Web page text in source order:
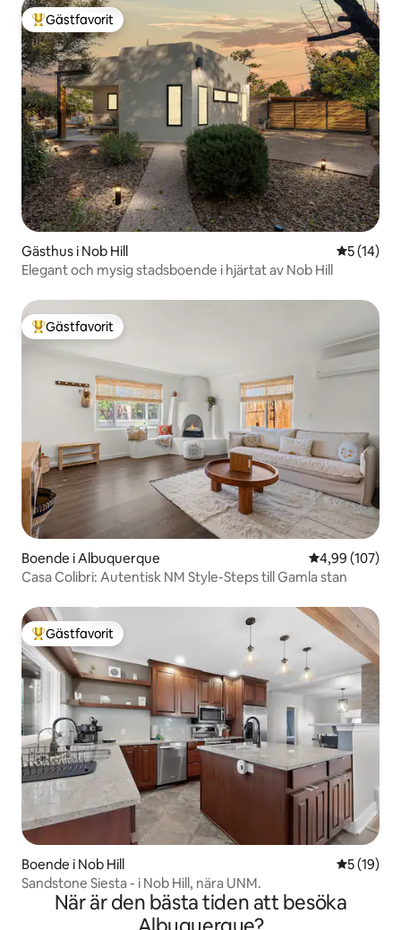
Populär gästfavorit
Gästfavorit
Gästhus i Nob Hill 5 av 5 i
5 (14)
Elegant och mysig stadsboende i hjärtat av Nob Hill
Populär gästfavorit
Gästfavorit
Boende i Albuquerque 4,99 av 5 i
4,99 (107)
Casa Colibri: Autentisk NM Style-Steps till Gamla stan
Populär gästfavorit
Gästfavorit
Boende i Nob Hill 5 av 5 i
5 (19)
Sandstone Siesta - i Nob Hill, nära UNM.
När är den bästa tiden att besöka